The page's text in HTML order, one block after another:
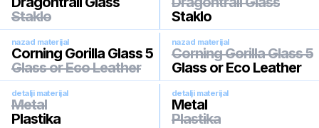
Staklo
Staklo
nazad materijal
Corning Gorilla Glass 5
Glass or Eco Leather
nazad materijal
Corning Gorilla Glass 5
Glass or Eco Leather
detalji materijal
Metal
Plastika
detalji materijal
Metal
Plastika